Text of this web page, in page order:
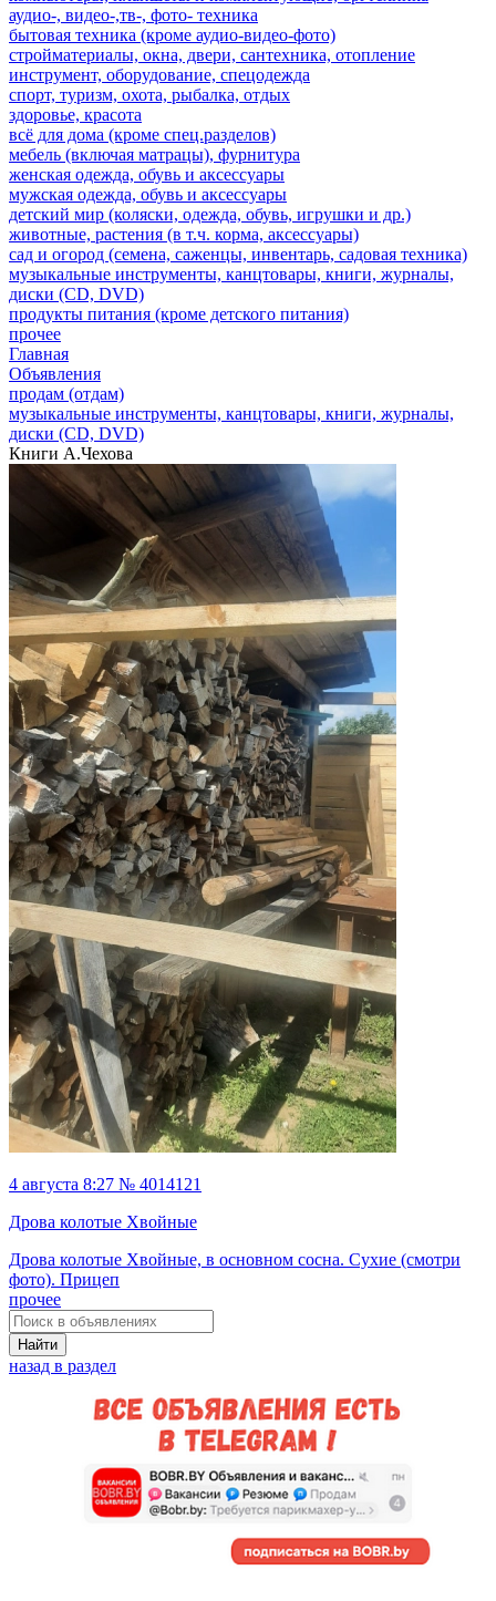
аудио-, видео-,тв-, фото- техника
бытовая техника (кроме аудио-видео-фото)
стройматериалы, окна, двери, сантехника, отопление
инструмент, оборудование, спецодежда
спорт, туризм, охота, рыбалка, отдых
здоровье, красота
всё для дома (кроме спец.разделов)
мебель (включая матрацы), фурнитура
женская одежда, обувь и аксессуары
мужская одежда, обувь и аксессуары
детский мир (коляски, одежда, обувь, игрушки и др.)
животные, растения (в т.ч. корма, аксессуары)
сад и огород (семена, саженцы, инвентарь, садовая техника)
музыкальные инструменты, канцтовары, книги, журналы,
диски (CD, DVD)
продукты питания (кроме детского питания)
прочее
Главная
Объявления
продам (отдам)
музыкальные инструменты, канцтовары, книги, журналы,
диски (CD, DVD)
Книги А.Чехова
4 августа 8:27 № 4014121
Дрова колотые Хвойные
Дрова колотые Хвойные, в основном сосна. Сухие (смотри
фото). Прицеп
прочее
Найти
назад в раздел